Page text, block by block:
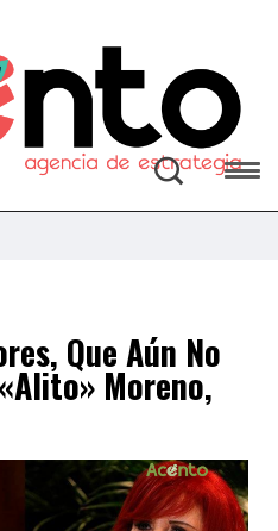
Que Aún No
Moreno,